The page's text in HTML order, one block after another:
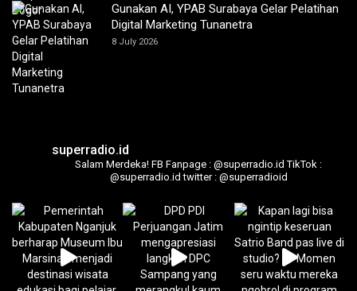
Gunakan AI, YPAB Surabaya Gelar Pelatihan
Digital Marketing Tunanetra
8 July 2026
superradio.id
Salam Merdeka! FB Fanpage : @superradio.id TikTok :
@superradio.id twitter : @superradioid